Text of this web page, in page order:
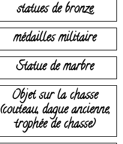
statues de bronze
médailles militaire
Statue de marbre
Objet sur la chasse
(couteau, dague ancienne,
trophée de chasse)